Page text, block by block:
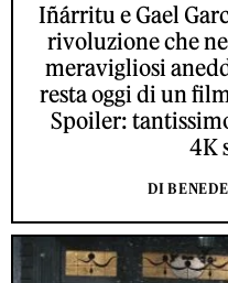
Iñárritu e Gael
rivoluzione che
meravigliosi
resta oggi di un
Spoiler:
4K
DI